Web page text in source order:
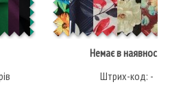
Немає в наявності
Штрих-код: -